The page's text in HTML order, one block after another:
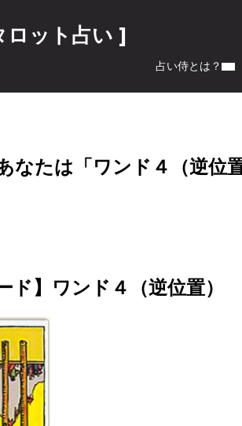
ロット占い ]
占い侍とは？
たは「ワンド４（逆位
ド】ワンド４（逆位置）